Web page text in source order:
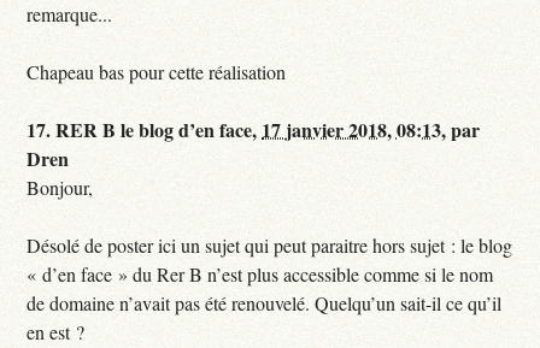
remarque...
Chapeau bas pour cette réalisation
17.RER B le blog d’en face, 17 janvier 2018, 08:13,par
Dren
Bonjour,
Désolé de poster ici un sujet qui peut paraitre hors sujet : le blog
« d’en face » du Rer B n’est plus accessible comme si le nom
de domaine n’avait pas été renouvelé. Quelqu’un sait-il ce qu’il
en est ?